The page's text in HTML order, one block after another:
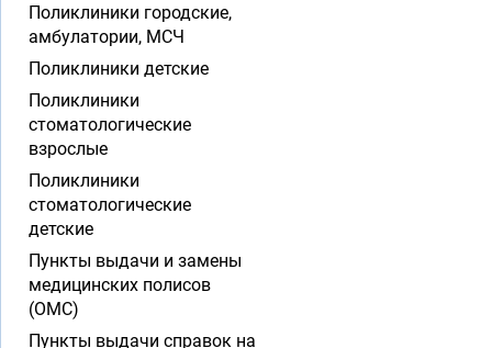
Поликлиники городские,
амбулатории, МСЧ
Поликлиники детские
Поликлиники
стоматологические
взрослые
Поликлиники
стоматологические
детские
Пункты выдачи и замены
медицинских полисов
(ОМС)
Пункты выдачи справок на